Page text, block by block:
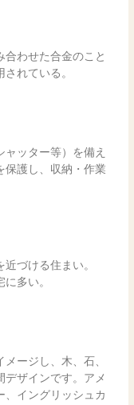
合わせた合金のこと
れている。
ッター等）を備え
保護し、収納・作業
づける住まい。
多い。
ージし、木、石、
ザインです。アメ
、イングリッシュカ